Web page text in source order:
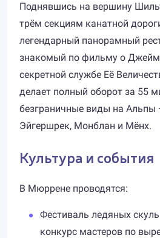
Поднявшись на вершину
трём секциям канатной
легендарный панорамный
знакомый по фильму о
секретной службе Её
делает полный оборот за 55
безграничные виды на
Эйгершрек, Монблан и Мёнх.
Культура и события
В Мюррене проводятся:
Фестиваль ледяных
конкурс мастеров по